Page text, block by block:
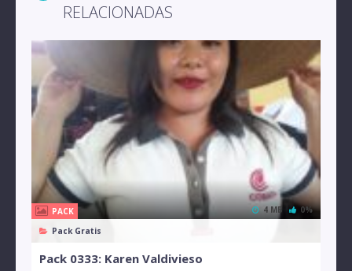
RELACIONADAS
PACK
Pack Gratis
4 MB 0%
Pack 0333: Karen Valdivieso